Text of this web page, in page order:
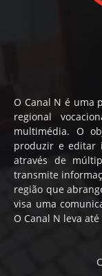
O Canal N é uma
regional
multimédia. O
produzir e editar
através de
transmite
região que
visa uma
O Canal N leva até